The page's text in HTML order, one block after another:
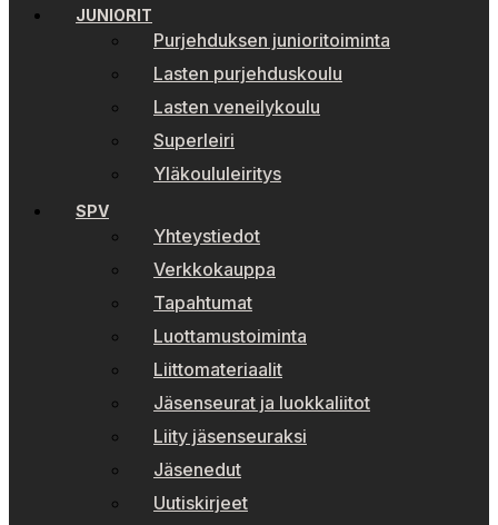
JUNIORIT
Purjehduksen junioritoiminta
Lasten purjehduskoulu
Lasten veneilykoulu
Superleiri
Yläkoululeiritys
SPV
Yhteystiedot
Verkkokauppa
Tapahtumat
Luottamustoiminta
Liittomateriaalit
Jäsenseurat ja luokkaliitot
Liity jäsenseuraksi
Jäsenedut
Uutiskirjeet